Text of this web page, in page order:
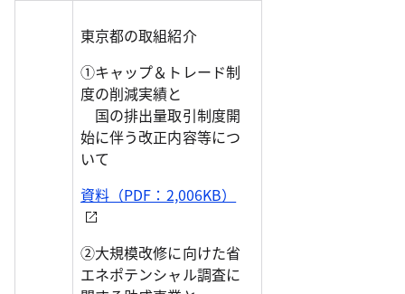
東京都の取組紹介
①キャップ＆トレード制
度の削減実績と
国の排出量取引制度開
始に伴う改正内容等につ
いて
資料（PDF：2,006KB）
②大規模改修に向けた省
エネポテンシャル調査に